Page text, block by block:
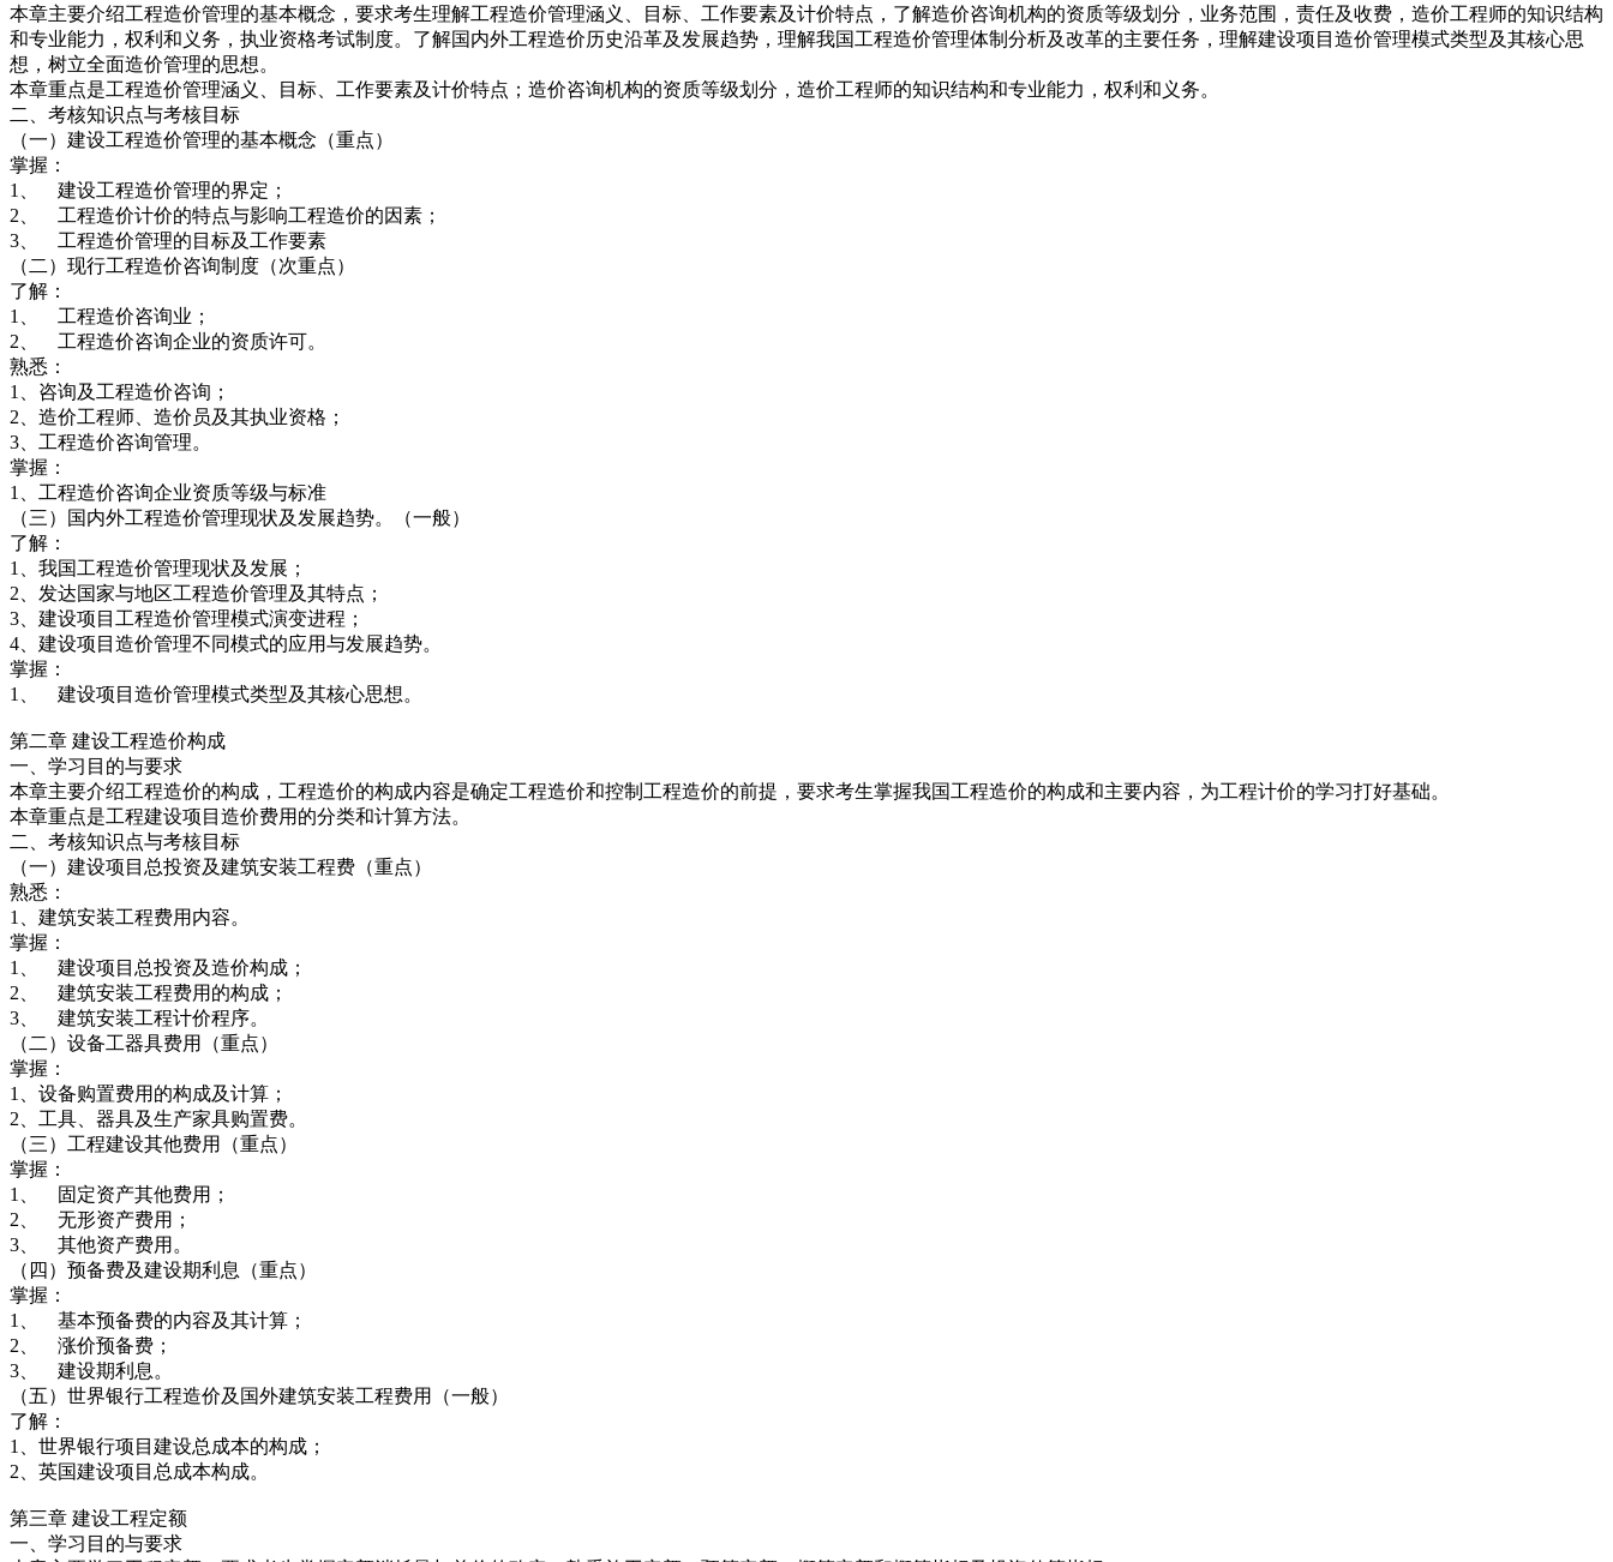
本章主要介绍工程造价管理的基本概念，要求考生理解工程造价管理涵义、目标、工作要素及计价特点，了解造价咨询机构的资质等级划分，业务范围，责任及收费，造价工程师的知识结构
和专业能力，权利和义务，执业资格考试制度。了解国内外工程造价历史沿革及发展趋势，理解我国工程造价管理体制分析及改革的主要任务，理解建设项目造价管理模式类型及其核心思
想，树立全面造价管理的思想。
本章重点是工程造价管理涵义、目标、工作要素及计价特点；造价咨询机构的资质等级划分，造价工程师的知识结构和专业能力，权利和义务。
二、考核知识点与考核目标
（一）建设工程造价管理的基本概念（重点）
掌握：
1、 建设工程造价管理的界定；
2、 工程造价计价的特点与影响工程造价的因素；
3、 工程造价管理的目标及工作要素
（二）现行工程造价咨询制度（次重点）
了解：
1、 工程造价咨询业；
2、 工程造价咨询企业的资质许可。
熟悉：
1、咨询及工程造价咨询；
2、造价工程师、造价员及其执业资格；
3、工程造价咨询管理。
掌握：
1、工程造价咨询企业资质等级与标准
（三）国内外工程造价管理现状及发展趋势。（一般）
了解：
1、我国工程造价管理现状及发展；
2、发达国家与地区工程造价管理及其特点；
3、建设项目工程造价管理模式演变进程；
4、建设项目造价管理不同模式的应用与发展趋势。
掌握：
1、 建设项目造价管理模式类型及其核心思想。
第二章 建设工程造价构成
一、学习目的与要求
本章主要介绍工程造价的构成，工程造价的构成内容是确定工程造价和控制工程造价的前提，要求考生掌握我国工程造价的构成和主要内容，为工程计价的学习打好基础。
本章重点是工程建设项目造价费用的分类和计算方法。
二、考核知识点与考核目标
（一）建设项目总投资及建筑安装工程费（重点）
熟悉：
1、建筑安装工程费用内容。
掌握：
1、 建设项目总投资及造价构成；
2、 建筑安装工程费用的构成；
3、 建筑安装工程计价程序。
（二）设备工器具费用（重点）
掌握：
1、设备购置费用的构成及计算；
2、工具、器具及生产家具购置费。
（三）工程建设其他费用（重点）
掌握：
1、 固定资产其他费用；
2、 无形资产费用；
3、 其他资产费用。
（四）预备费及建设期利息（重点）
掌握：
1、 基本预备费的内容及其计算；
2、 涨价预备费；
3、 建设期利息。
（五）世界银行工程造价及国外建筑安装工程费用（一般）
了解：
1、世界银行项目建设总成本的构成；
2、英国建设项目总成本构成。
第三章 建设工程定额
一、学习目的与要求